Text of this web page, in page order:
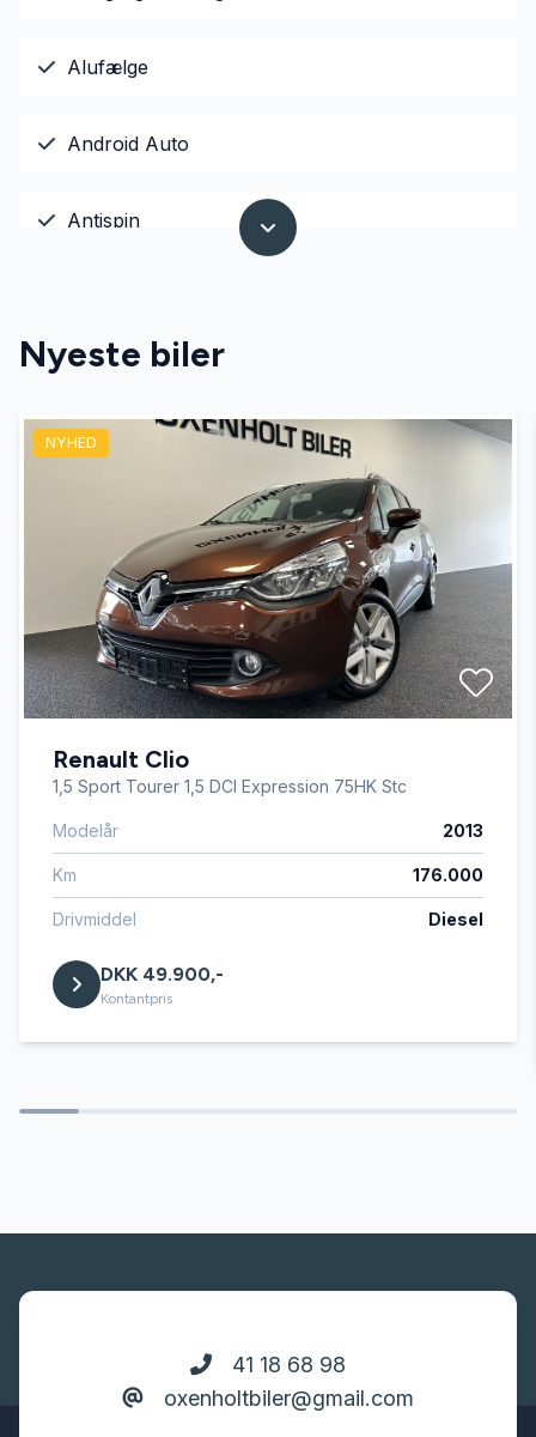
Alufælge
Android Auto
Antispin
Armlæn
Auto nedblændelig bakspejl
Automatgear
Automatisk fjernlys
Automatisk lys
Automatisk nødbremse
Bakkamera
Blind vinkel detektion
Bluetooth
Digitalt cockpit
El-klapbare sidespejle med varme
Nyeste biler
NYHED
Renault Clio
1,5 Sport Tourer 1,5 DCI Expression 75HK Stc
Modelår 2013
Km 176.000
Drivmiddel Diesel
DKK 49.900,-
Kontantpris
41 18 68 98
oxenholtbiler@gmail.com